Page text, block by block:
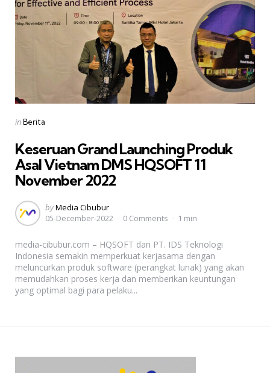
Categories
Posted
inBerita
Keseruan Grand Launching Produk
Asal Vietnam DMS HQSOFT 11
November 2022
Posted
by
byMedia Cibubur
05-December-2022
0 Comments 1 min
media-cibubur.com – HQSOFT dan PT. IDS Teknologi
Indonesia semakin memperkuat kerjasama dengan
meluncurkan produk software (perangkat lunak) yang akan
memudahkan proses kerja dan memberikan keuntungan
yang optimal bagi para pelaku...